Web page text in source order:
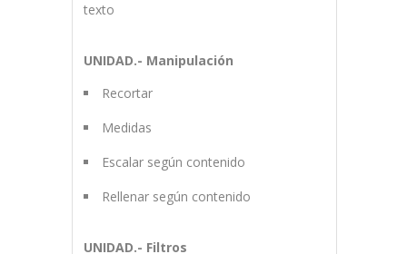
texto
UNIDAD.- Manipulación
Recortar
Medidas
Escalar según contenido
Rellenar según contenido
UNIDAD.- Filtros